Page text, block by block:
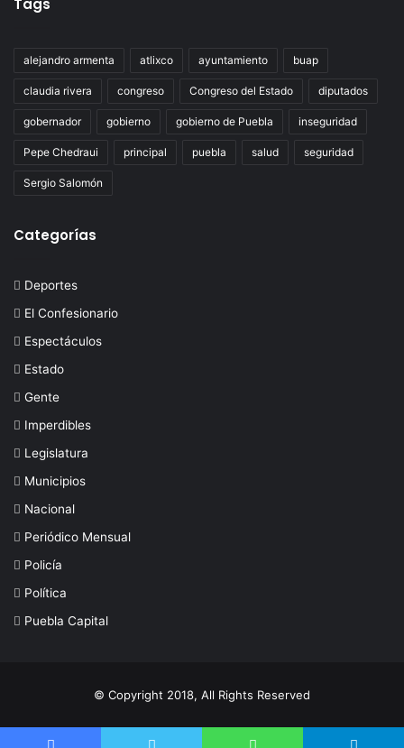
Tags
alejandro armenta atlixco ayuntamiento buap
claudia rivera congreso Congreso del Estado diputados
gobernador gobierno gobierno de Puebla inseguridad
Pepe Chedraui principal puebla salud seguridad
Sergio Salomón
Categorías
Deportes
El Confesionario
Espectáculos
Estado
Gente
Imperdibles
Legislatura
Municipios
Nacional
Periódico Mensual
Policía
Política
Puebla Capital
© Copyright 2018, All Rights Reserved